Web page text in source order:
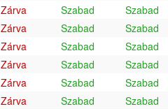
Zárva Szabad
Szabad
Zárva Szabad
Szabad
Zárva Szabad
Szabad
Zárva Szabad
Szabad
Zárva Szabad
Szabad
Zárva Szabad
Szabad